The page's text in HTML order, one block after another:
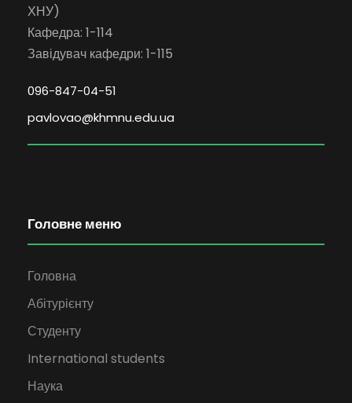
ХНУ)
Кафедра: 1-114
Завідувач кафедри: 1-115
096-847-04-51
pavlovao@khmnu.edu.ua
Головне меню
Головна
Абітурієнту
Студенту
International students
Наука